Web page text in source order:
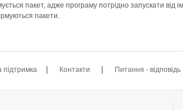
пакет, адже програму потрідно запускати від
пакети.
підтримка | Контакти | Питання - відповідь